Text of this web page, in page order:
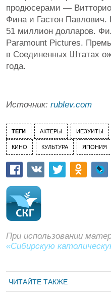
продюсерами —
Фина и Гастон Павлович.
51 миллион долларов.
Paramount Pictures.
в Соединенных Штатах
года.
Источник: rublev.com
ТЕГИ АКТЕРЫ ИЕЗУИТЫ
КИНО КУЛЬТУРА ЯПОНИЯ
При использовании
«Сибирскую
ЧИТАЙТЕ ТАКЖЕ